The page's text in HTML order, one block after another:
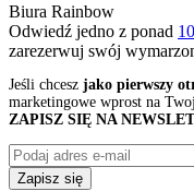
Biura Rainbow
Odwiedź jedno z ponad
zarezerwuj swój
Jeśli chcesz jako pierwszy
marketingowe wprost na
ZAPISZ SIĘ NA
Zapisz się